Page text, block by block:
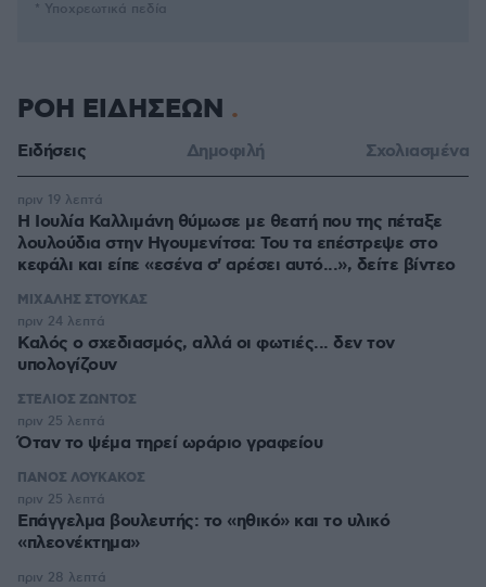
* Υποχρεωτικά πεδία
ΡΟΗ ΕΙΔΗΣΕΩΝ
Ειδήσεις Δημοφιλή Σχολιασμένα
Η Ιουλία Καλλιμάνη θύμωσε με θεατή που της πέταξε
λουλούδια στην Ηγουμενίτσα: Του τα επέστρεψε στο
κεφάλι και είπε «εσένα σ' αρέσει αυτό...», δείτε βίντεο
πριν 19 λεπτά
ΜΙΧΑΛΗΣ ΣΤΟΥΚΑΣ
Καλός ο σχεδιασμός, αλλά οι φωτιές... δεν τον
υπολογίζουν
πριν 24 λεπτά
ΣΤΕΛΙΟΣ ΖΩΝΤΟΣ
Όταν το ψέμα τηρεί ωράριο γραφείου
πριν 25 λεπτά
ΠΑΝΟΣ ΛΟΥΚΑΚΟΣ
Επάγγελμα βουλευτής: το «ηθικό» και το υλικό
«πλεονέκτημα»
πριν 25 λεπτά
πριν 28 λεπτά